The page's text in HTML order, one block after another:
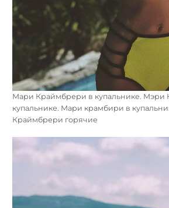
Мари Краймбрери в купальнике. Мэри
купальнике. Мари крамбири в
Краймбрери горячие